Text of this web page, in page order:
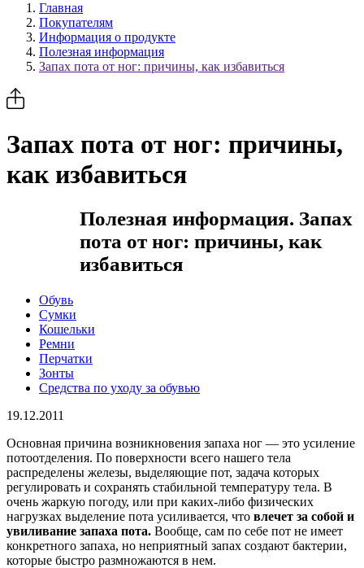
Главная
Покупателям
Информация о продукте
Полезная информация
Запах пота от ног: причины, как избавиться
Запах пота от ног: причины,
как избавиться
Полезная информация. Запах
пота от ног: причины, как
избавиться
Обувь
Сумки
Кошельки
Ремни
Перчатки
Зонты
Средства по уходу за обувью
19.12.2011
Основная причина возникновения запаха ног — это усиление
потоотделения. По поверхности всего нашего тела
распределены железы, выделяющие пот, задача которых
регулировать и сохранять стабильной температуру тела. В
очень жаркую погоду, или при каких-либо физических
нагрузках выделение пота усиливается, что влечет за собой и
увиливание запаха пота. Вообще, сам по себе пот не имеет
конкретного запаха, но неприятный запах создают бактерии,
которые быстро размножаются в нем.